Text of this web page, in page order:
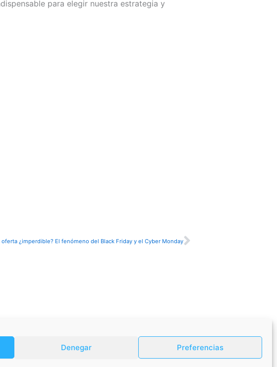
Denegar Preferencias
para elegir nuestra estrategia y
oferta ¿imperdible? El fenómeno del Black Friday y el Cyber MondaySiguiente